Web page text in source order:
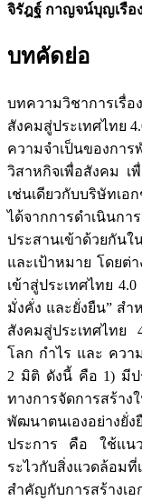
จิรัฎฐ์ กาญจน์บุญเรือ
บทคัดย่อ
บทความวิชาการเรื่อ
สังคมสู่ประเทศไทย
ความจำเป็นของกา
วิสาหกิจเพื่อสังคม เ
เช่นเดียวกับบริษัทเ
ได้จากการดำเนินก
ประสานเข้าด้วยกัน
และเป้าหมาย โดยต่
เข้าสู่ประเทศไทย
มั่งคั่ง และยั่งยืน” สำ
สังคมสู่ประเทศไท
โลก กำไร และ ควา
2 มิติ ดังนี้ คือ 1) มี
ทางการจัดการสร้า
พัฒนาตนเองอย่าง
ประการ คือ ใช้แนว
ระไวกับสิ่งแวดล้อม
สำคัญกับการสร้างเ